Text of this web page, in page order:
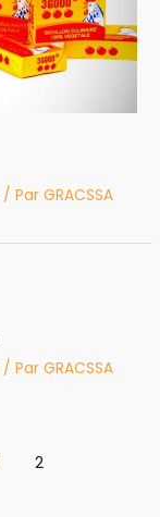
/ ParGRACSSA
/ ParGRACSSA
2